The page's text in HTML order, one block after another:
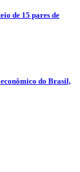
de 15 pares de
do Brasil,